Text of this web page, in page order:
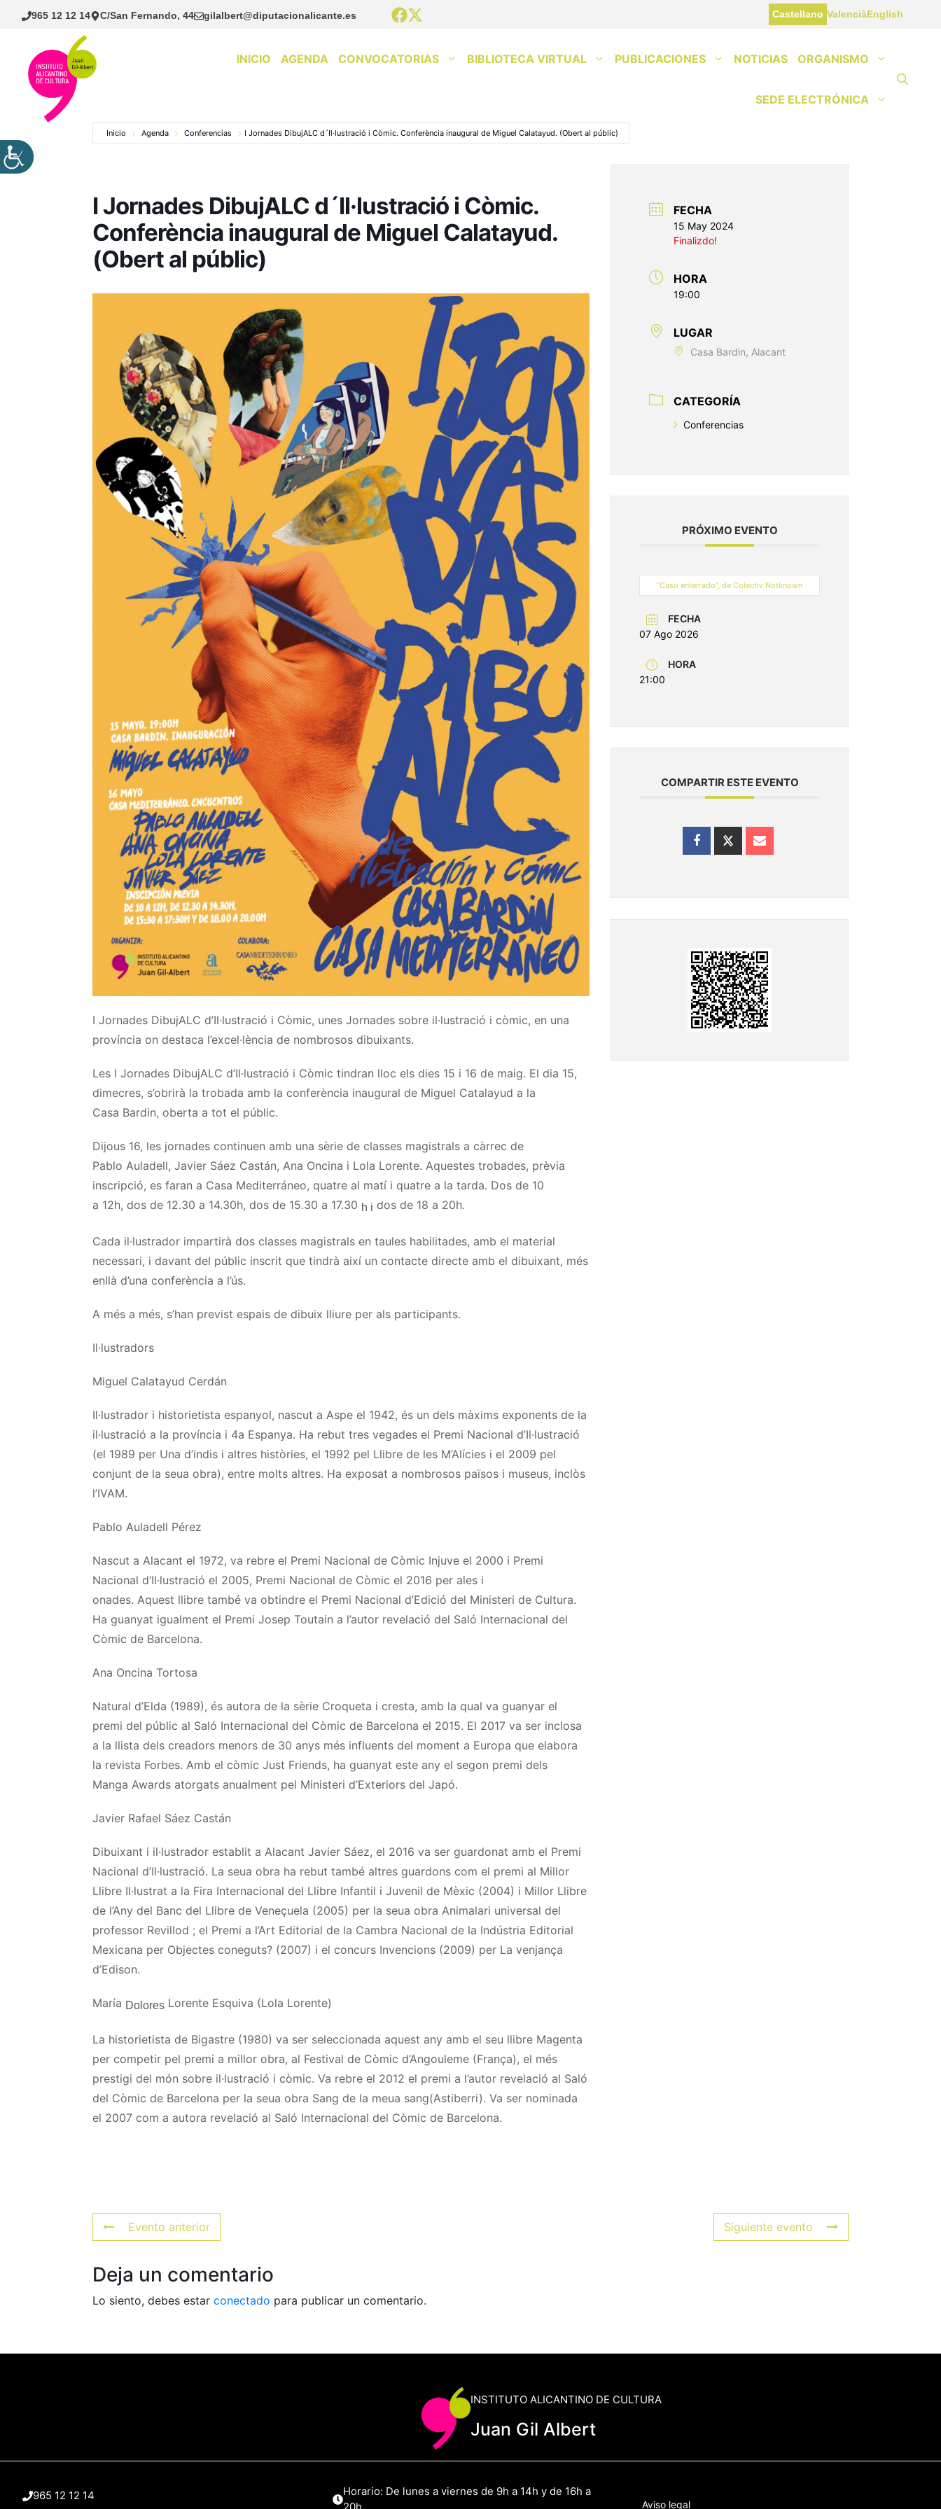
Saltar
965 12 12 14 C/San Fernando, 44 gilalbert@diputacionalicante.es Castellano ValenciàEnglish
INICIO AGENDA CONVOCATORIAS BIBLIOTECA VIRTUAL PUBLICACIONES NOTICIAS ORGANISMO
SEDE ELECTRÓNICA
Inicio Agenda Conferencias I Jornades DibujALC d´Il·lustració i Còmic. Conferència inaugural de Miguel Calatayud. (Obert al públic)
I Jornades DibujALC d´Il·lustració i Còmic.
Conferència inaugural de Miguel Calatayud.
(Obert al públic)
I Jornades DibujALC d’Il·lustració i Còmic, unes Jornades sobre il·lustració i còmic, en una
província on destaca l’excel·lència de nombrosos dibuixants.
Les I Jornades DibujALC d’Il·lustració i Còmic tindran lloc els dies 15 i 16 de maig. El dia 15,
dimecres, s’obrirà la trobada amb la conferència inaugural de Miguel Catalayud a la
Casa Bardin, oberta a tot el públic.
Dijous 16, les jornades continuen amb una sèrie de classes magistrals a càrrec de
Pablo Auladell, Javier Sáez Castán, Ana Oncina i Lola Lorente. Aquestes trobades, prèvia
inscripció, es faran a Casa Mediterráneo, quatre al matí i quatre a la tarda. Dos de 10
a 12h, dos de 12.30 a 14.30h, dos de 15.30 a 17.30 h i dos de 18 a 20h.
Cada il·lustrador impartirà dos classes magistrals en taules habilitades, amb el material
necessari, i davant del públic inscrit que tindrà així un contacte directe amb el dibuixant, més
enllà d’una conferència a l’ús.
A més a més, s’han previst espais de dibuix lliure per als participants.
Il·lustradors
Miguel Calatayud Cerdán
Il·lustrador i historietista espanyol, nascut a Aspe el 1942, és un dels màxims exponents de la
il·lustració a la província i 4a Espanya. Ha rebut tres vegades el Premi Nacional d’Il·lustració
(el 1989 per Una d’indis i altres històries, el 1992 pel Llibre de les M’Alícies i el 2009 pel
conjunt de la seua obra), entre molts altres. Ha exposat a nombrosos països i museus, inclòs
l’IVAM.
Pablo Auladell Pérez
Nascut a Alacant el 1972, va rebre el Premi Nacional de Còmic Injuve el 2000 i Premi
Nacional d’Il·lustració el 2005, Premi Nacional de Còmic el 2016 per ales i
onades. Aquest llibre també va obtindre el Premi Nacional d’Edició del Ministeri de Cultura.
Ha guanyat igualment el Premi Josep Toutain a l’autor revelació del Saló Internacional del
Còmic de Barcelona.
Ana Oncina Tortosa
Natural d’Elda (1989), és autora de la sèrie Croqueta i cresta, amb la qual va guanyar el
premi del públic al Saló Internacional del Còmic de Barcelona el 2015. El 2017 va ser inclosa
a la llista dels creadors menors de 30 anys més influents del moment a Europa que elabora
la revista Forbes. Amb el còmic Just Friends, ha guanyat este any el segon premi dels
Manga Awards atorgats anualment pel Ministeri d’Exteriors del Japó.
Javier Rafael Sáez Castán
Dibuixant i il·lustrador establit a Alacant Javier Sáez, el 2016 va ser guardonat amb el Premi
Nacional d’Il·lustració. La seua obra ha rebut també altres guardons com el premi al Millor
Llibre Il·lustrat a la Fira Internacional del Llibre Infantil i Juvenil de Mèxic (2004) i Millor Llibre
de l’Any del Banc del Llibre de Veneçuela (2005) per la seua obra Animalari universal del
professor Revillod ; el Premi a l’Art Editorial de la Cambra Nacional de la Indústria Editorial
Mexicana per Objectes coneguts? (2007) i el concurs Invencions (2009) per La venjança
d’Edison.
María Dolores Lorente Esquiva (Lola Lorente)
La historietista de Bigastre (1980) va ser seleccionada aquest any amb el seu llibre Magenta
per competir pel premi a millor obra, al Festival de Còmic d’Angouleme (França), el més
prestigi del món sobre il·lustració i còmic. Va rebre el 2012 el premi a l’autor revelació al Saló
del Còmic de Barcelona per la seua obra Sang de la meua sang(Astiberri). Va ser nominada
el 2007 com a autora revelació al Saló Internacional del Còmic de Barcelona. ​
FECHA
15 May 2024
Finalizdo!
HORA
19:00
LUGAR
Casa Bardin, Alacant
CATEGORÍA
Conferencias
PRÓXIMO EVENTO
“Caso enterrado”, de Colectiv Notknown
FECHA
07 Ago 2026
HORA
21:00
COMPARTIR ESTE EVENTO
Evento anterior Siguiente evento
Deja un comentario
Lo siento, debes estar conectado para publicar un comentario.
INSTITUTO ALICANTINO DE CULTURA
Juan Gil Albert
965 12 12 14
Horario: De lunes a viernes de 9h a 14h y de 16h a
Aviso legal